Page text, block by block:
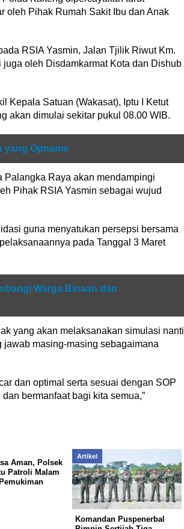
oleh Pihak Rumah Sakit Ibu dan Anak
RSIA Yasmin, Jalan Tjilik Riwut Km.
oleh Disdamkarmat Kota dan Dishub
Kepala Satuan (Wakasat), Iptu I Ketut
akan dimulai sekitar pukul 08.00 WIB.
yang Opname
Palangka Raya akan mendampingi
Pihak RSIA Yasmin sebagai wujud
guna menyatukan persepsi bersama
pada Tanggal 3 Maret
Warga Binaan dan
yang akan melaksanakan simulasi nanti
jawab masing-masing sebagaimana
dan optimal serta sesuai dengan SOP
bermanfaat bagi kita semua,”
Aman, Polsek
Patroli Malam
Artikel
Komandan Puspenerbal